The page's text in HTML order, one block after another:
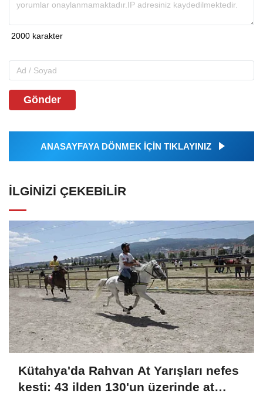
Gönder
ANASAYFAYA DÖNMEK İÇİN TIKLAYINIZ
İLGINIZI ÇEKEBILIR
Kütahya'da Rahvan At Yarışları nefes
kesti: 43 ilden 130'un üzerinde at